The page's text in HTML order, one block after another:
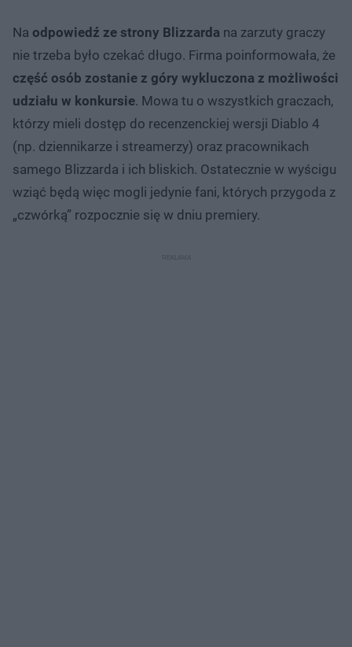
Na odpowiedź ze strony Blizzarda na zarzuty graczy
nie trzeba było czekać długo. Firma poinformowała, że
część osób zostanie z góry wykluczona z możliwości
udziału w konkursie. Mowa tu o wszystkich graczach,
którzy mieli dostęp do recenzenckiej wersji Diablo 4
(np. dziennikarze i streamerzy) oraz pracownikach
samego Blizzarda i ich bliskich. Ostatecznie w wyścigu
wziąć będą więc mogli jedynie fani, których przygoda z
„czwórką” rozpocznie się w dniu premiery.